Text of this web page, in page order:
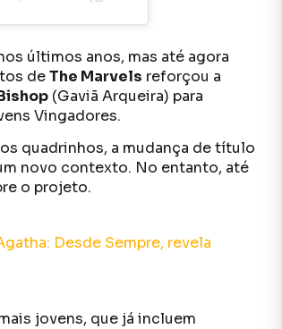
últimos anos, mas até agora
deThe Marvels reforçou a
(Gaviã Arqueira) para
Vingadores.
quadrinhos, a mudança de título
novo contexto. No entanto, até
o projeto.
Desde Sempre, revela
jovens, que já incluem